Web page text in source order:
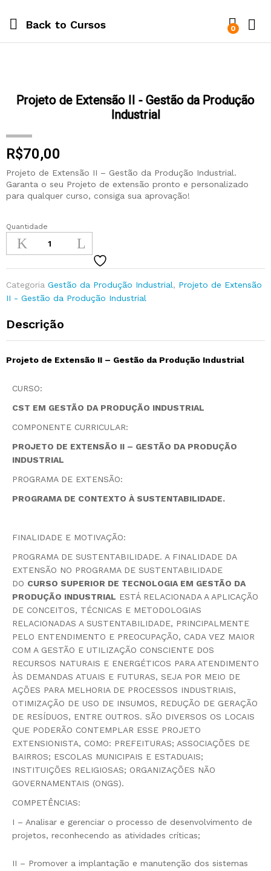
Back to Cursos 0
Projeto de Extensão II - Gestão da Produção
Industrial
R$70,00
Projeto de Extensão II – Gestão da Produção Industrial.
Garanta o seu Projeto de extensão pronto e personalizado
para qualquer curso, consiga sua aprovação!
Quantidade
Categoria Gestão da Produção Industrial, Projeto de Extensão
II - Gestão da Produção Industrial
Descrição
Projeto de Extensão II – Gestão da Produção Industrial
CURSO:
CST EM GESTÃO DA PRODUÇÃO INDUSTRIAL
COMPONENTE CURRICULAR:
PROJETO DE EXTENSÃO II – GESTÃO DA PRODUÇÃO
INDUSTRIAL
PROGRAMA DE EXTENSÃO:
PROGRAMA DE CONTEXTO À SUSTENTABILIDADE.
FINALIDADE E MOTIVAÇÃO:
PROGRAMA DE SUSTENTABILIDADE. A FINALIDADE DA
EXTENSÃO NO PROGRAMA DE SUSTENTABILIDADE
DO CURSO SUPERIOR DE TECNOLOGIA EM GESTÃO DA
PRODUÇÃO INDUSTRIAL ESTÁ RELACIONADA A APLICAÇÃO
DE CONCEITOS, TÉCNICAS E METODOLOGIAS
RELACIONADAS A SUSTENTABILIDADE, PRINCIPALMENTE
PELO ENTENDIMENTO E PREOCUPAÇÃO, CADA VEZ MAIOR
COM A GESTÃO E UTILIZAÇÃO CONSCIENTE DOS
RECURSOS NATURAIS E ENERGÉTICOS PARA ATENDIMENTO
ÀS DEMANDAS ATUAIS E FUTURAS, SEJA POR MEIO DE
AÇÕES PARA MELHORIA DE PROCESSOS INDUSTRIAIS,
OTIMIZAÇÃO DE USO DE INSUMOS, REDUÇÃO DE GERAÇÃO
DE RESÍDUOS, ENTRE OUTROS. SÃO DIVERSOS OS LOCAIS
QUE PODERÃO CONTEMPLAR ESSE PROJETO
EXTENSIONISTA, COMO: PREFEITURAS; ASSOCIAÇÕES DE
BAIRROS; ESCOLAS MUNICIPAIS E ESTADUAIS;
INSTITUIÇÕES RELIGIOSAS; ORGANIZAÇÕES NÃO
GOVERNAMENTAIS (ONGS).
COMPETÊNCIAS:
I – Analisar e gerenciar o processo de desenvolvimento de
projetos, reconhecendo as atividades críticas;
II – Promover a implantação e manutenção dos sistemas